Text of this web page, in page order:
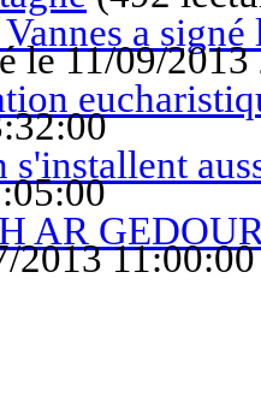
a
le 11/09/2013
s'installent
AR
2013 11:00:00